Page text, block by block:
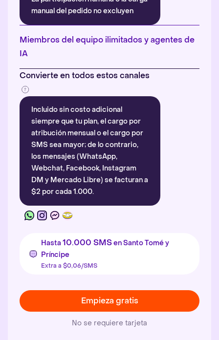
manual del pedido no excluyen
automáticamente la atribución.
Más información
Miembros del equipo ilimitados y agentes de
IA
Convierte en todos estos canales
Incluido sin costo adicional
siempre que tu plan, el cargo por
atribución mensual o el cargo por
SMS sea mayor; de lo contrario,
los mensajes (WhatsApp,
Webchat, Facebook, Instagram
DM y Mercado Libre) se facturan a
$2 por cada 1.000.
Hasta 10.000 SMSen Santo Tomé y
Príncipe
Extra a $0,06/SMS
Empieza gratis
No se requiere tarjeta